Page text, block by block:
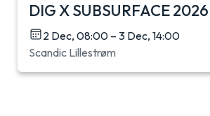
DIG X SUBSURFACE 2026
2 Dec, 08:00 – 3 Dec, 14:00
Scandic Lillestrøm